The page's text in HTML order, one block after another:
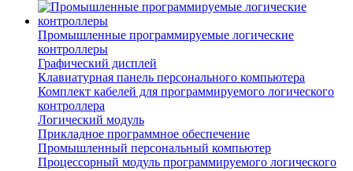
Промышленные программируемые логические
контроллеры
Графический дисплей
Клавиатурная панель персонального компьютера
Комплект кабелей для программируемого логического
контроллера
Логический модуль
Прикладное программное обеспечение
Промышленный персональный компьютер
Процессорный модуль программируемого логического